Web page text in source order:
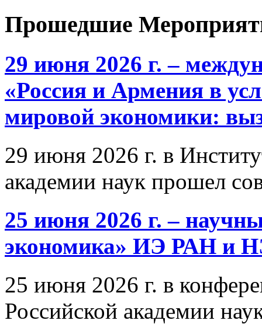
Прошедшие
29 июня 2026 г. –
«Россия и Армения в
мировой экономики:
29 июня 2026 г. в
академии наук прошел
25 июня 2026 г. –
экономика» ИЭ РАН и
25 июня 2026 г. в
Российской академии